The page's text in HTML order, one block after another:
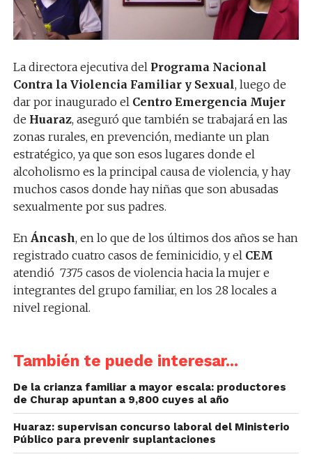
La directora ejecutiva del Programa Nacional
Contra la Violencia Familiar y Sexual, luego de
dar por inaugurado el Centro Emergencia Mujer
de Huaraz, aseguró que también se trabajará en las
zonas rurales, en prevención, mediante un plan
estratégico, ya que son esos lugares donde el
alcoholismo es la principal causa de violencia, y hay
muchos casos donde hay niñas que son abusadas
sexualmente por sus padres.
En Áncash, en lo que de los últimos dos años se han
registrado cuatro casos de feminicidio, y el CEM
atendió 7375 casos de violencia hacia la mujer e
integrantes del grupo familiar, en los 28 locales a
nivel regional.
También te puede interesar...
De la crianza familiar a mayor escala: productores
de Churap apuntan a 9,800 cuyes al año
Huaraz: supervisan concurso laboral del Ministerio
Público para prevenir suplantaciones